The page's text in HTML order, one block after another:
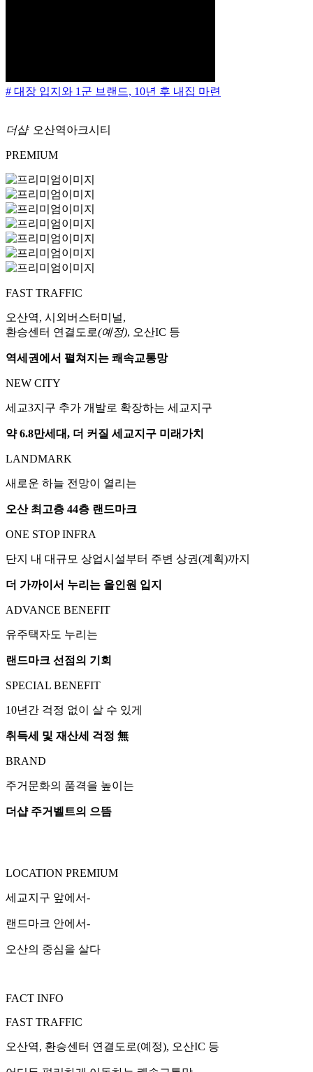
# 대장 입지와 1군 브랜드, 10년 후 내집 마련
더샵 오산역아크시티
PREMIUM
FAST TRAFFIC
오산역, 시외버스터미널,
환승센터 연결도로(예정), 오산IC 등
역세권에서 펼쳐지는 쾌속교통망
NEW CITY
세교3지구 추가 개발로 확장하는 세교지구
약 6.8만세대, 더 커질 세교지구 미래가치
LANDMARK
새로운 하늘 전망이 열리는
오산 최고층 44층 랜드마크
ONE STOP INFRA
단지 내 대규모 상업시설부터 주변 상권(계획)까지
더 가까이서 누리는 올인원 입지
ADVANCE BENEFIT
유주택자도 누리는
랜드마크 선점의 기회
SPECIAL BENEFIT
10년간 걱정 없이 살 수 있게
취득세 및 재산세 걱정 無
BRAND
주거문화의 품격을 높이는
더샵 주거벨트의 으뜸
LOCATION PREMIUM
세교지구 앞에서-
랜드마크 안에서-
오산의 중심을 살다
FACT INFO
FAST TRAFFIC
오산역, 환승센터 연결도로(예정), 오산IC 등